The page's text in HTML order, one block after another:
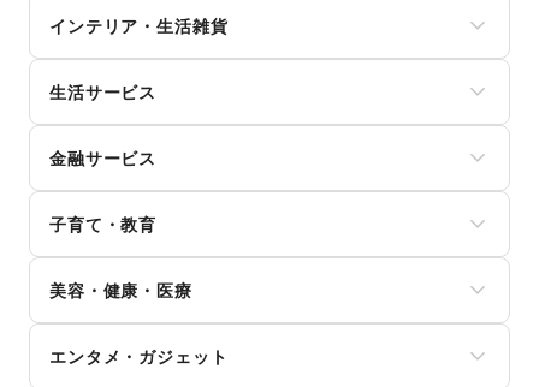
インナー・ルームウェア
キッズ・ベビー・マタニティ
スポーツ
シーズナルウェア
腕時計
靴
バッグ・革小物
ファッション雑貨
和服・着物
古着
その他ファッション
和菓子
パン
お弁当・惣菜
軽食・ホットスナック
コーヒー・紅茶
その他飲料
食材・調味料
物産展・マルシェ
キッチンカー・移動販売
野菜・果物・生鮮食品
その他フード・飲食
インテリア・生活雑貨
寝具・ベッド
家具・家電
キッチン雑貨・調理器具
掃除用品・生活便利品
文房具
手芸・ハンドメイド
花・盆栽・ドライフラワー
犬・猫・ペット
日用雑貨
食器・陶磁器
生活サービス
インターネット・プロバイダ
電気・ガス
ウォーターサーバー
ハウスクリーニング・家事代行
定期宅配
リサイクル雑貨・古本
冠婚葬祭
金融サービス
保険
銀行
住宅ローン
証券・FX
不動産投資
その他金融サービス
子育て・教育
ランドセル
学習教材・通信教育
子供向け教室・レッスン
塾・家庭教師
美容・健康・医療
ダイエット・健康グッズ
エンタメ・ガジェット